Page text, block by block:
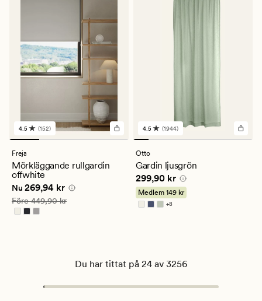
152
omdömen
med
ett
genomsnittligt
betyg
på
4.5
4.5 (152)
Freja
Mörkläggande rullgardin
offwhite
Nuvarande pris
Nu 269,94 kr
Ordinarie pris 449,90 kr
Före449,90 kr
1944
omdömen
med
ett
genomsnittligt
betyg
på
4.5
4.5 (1944)
Otto
Gardin ljusgrön
Pris 299,90 kr
299,90 kr
Medlem 149 kr
+8
Finns i fler färger
Du har tittat på 24 av 3256